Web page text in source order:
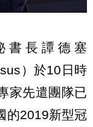
書長譚德塞
）於10日時
家先遣團隊已
的2019新型冠